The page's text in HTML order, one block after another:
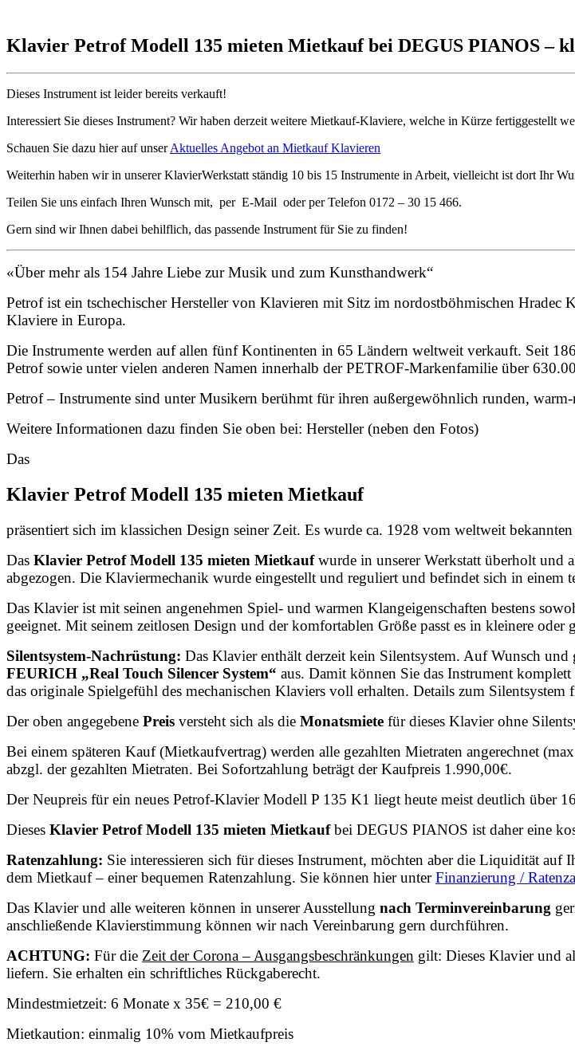
Klavier Petrof Modell 135 mieten Mietkauf bei DEGUS PIANOS –
Dieses Instrument ist leider bereits verkauft!
Interessiert Sie dieses Instrument? Wir haben derzeit weitere Mietkauf-Klaviere, welche in Kürze fertiggestellt
Schauen Sie dazu hier auf unserAktuelles Angebot an Mietkauf Klavieren
Weiterhin haben wir in unserer KlavierWerkstatt ständig 10 bis 15 Instrumente in Arbeit, vielleicht ist dort Ihr
Teilen Sie uns einfach Ihren Wunsch mit, per E-Mail oder per Telefon 0172 – 30 15 466.
Gern sind wir Ihnen dabei behilflich, das passende Instrument für Sie zu finden!
«Über mehr als 154 Jahre Liebe zur Musik und zum Kunsthandwerk“
Petrof ist ein tschechischer Hersteller von Klavieren mit Sitz im nordostböhmischen
Klaviere in Europa.
Die Instrumente werden auf allen fünf Kontinenten in 65 Ländern weltweit verkauft. Seit
Petrof sowie unter vielen anderen Namen innerhalb der PETROF-Markenfamilie über
Petrof – Instrumente sind unter Musikern berühmt für ihren außergewöhnlich runden,
Weitere Informationen dazu finden Sie oben bei: Hersteller (neben den Fotos)
Das
Klavier Petrof Modell 135 mieten Mietkauf
präsentiert sich im klassichen Design seiner Zeit. Es wurde ca. 1928 vom weltweit
Das Klavier Petrof Modell 135 mieten Mietkaufwurde in unserer Werkstatt überholt und
abgezogen. Die Klaviermechanik wurde eingestellt und reguliert und befindet sich in einem
Das Klavier ist mit seinen angenehmen Spiel- und warmen Klangeigenschaften bestens
geeignet. Mit seinem zeitlosen Design und der komfortablen Größe passt es in kleinere
Silentsystem-Nachrüstung: Das Klavier enthält derzeit kein Silentsystem. Auf Wunsch
FEURICH „Real Touch Silencer System“ aus. Damit können Sie das Instrument
das originale Spielgefühl des mechanischen Klaviers voll erhalten. Details zum Silentsystem
Der oben angegebene Preis versteht sich als die Monatsmiete für dieses Klavier ohne
Bei einem späteren Kauf (Mietkaufvertrag) werden alle gezahlten Mietraten angerechnet
abzgl. der gezahlten Mietraten. Bei Sofortzahlung beträgt der Kaufpreis 1.990,00€.
Der Neupreis für ein neues Petrof-Klavier Modell P 135 K1 liegt heute meist deutlich über
Dieses Klavier Petrof Modell 135 mieten Mietkaufbei DEGUS PIANOS ist daher eine
Ratenzahlung: Sie interessieren sich für dieses Instrument, möchten aber die Liquidität
dem Mietkauf – einer bequemen Ratenzahlung. Sie können hier unterFinanzierung /
Das Klavier und alle weiteren können in unserer Ausstellung nach Terminvereinbarung
anschließende Klavierstimmung können wir nach Vereinbarung gern durchführen.
ACHTUNG: Für die Zeit der Corona – Ausgangsbeschränkungen gilt: Dieses Klavier und
liefern. Sie erhalten ein schriftliches Rückgaberecht.
Mindestmietzeit: 6 Monate x 35€ = 210,00 €
Mietkaution: einmalig 10% vom Mietkaufpreis